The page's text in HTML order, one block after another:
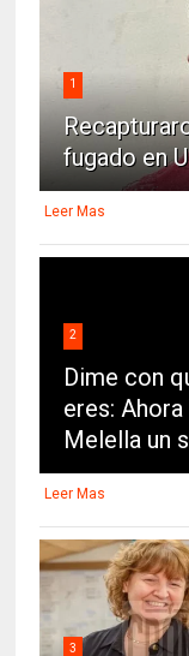
1
fugado en
Leer Mas
2
Dime con
eres:
Melella un
Leer Mas
3